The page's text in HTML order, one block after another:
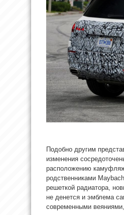
Подобно другим
изменения
расположению
родственниками
решеткой радиатора,
не денется и эмблема
современными